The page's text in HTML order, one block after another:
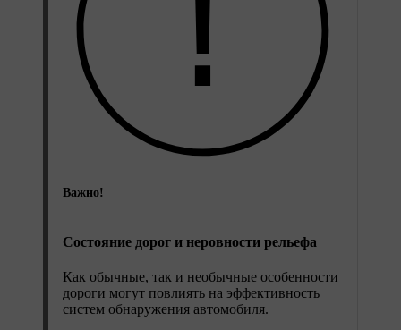
Важно!
Состояние дорог и неровности рельефа
Как обычные, так и необычные особенности
дороги могут повлиять на эффективность
систем обнаружения автомобиля.